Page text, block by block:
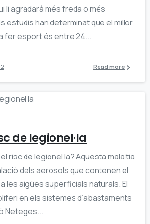
li agradarà més freda o més
estudis han determinat que el millor
fer esport és entre 24...
Read more
de legionel·la
risc de legionel·la? Aquesta malaltia
dels aerosols que contenen el
les aigües superficials naturals. El
en els sistemes d’abastaments
Neteges...